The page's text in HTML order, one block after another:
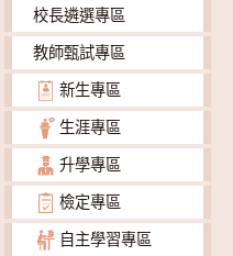
校長遴選專區
教師甄試專區
新生專區
生涯專區
升學專區
檢定專區
自主學習專區